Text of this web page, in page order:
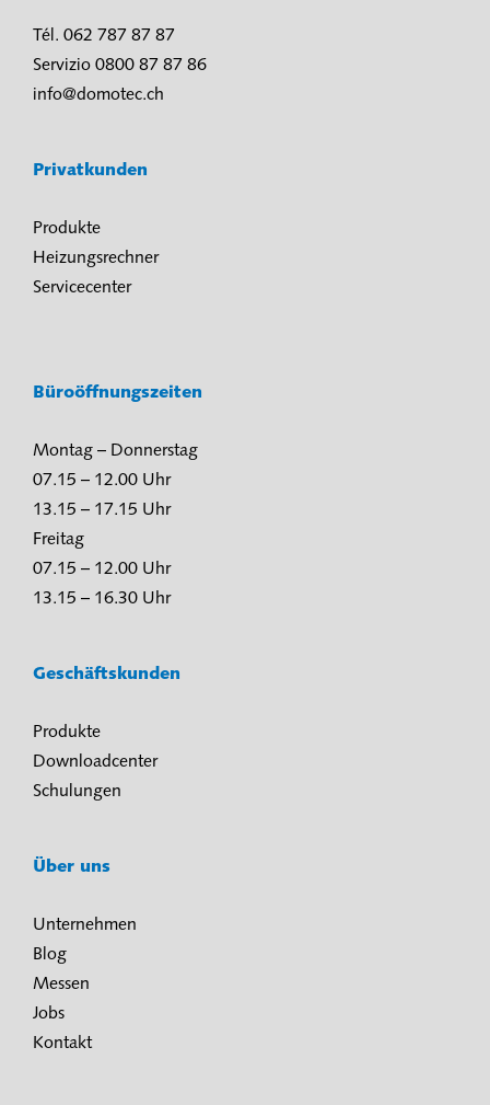
Tél. 062 787 87 87
Servizio 0800 87 87 86
info@domotec.ch
Privatkunden
Produkte
Heizungsrechner
Servicecenter
Büroöffnungszeiten
Montag – Donnerstag
07.15 – 12.00 Uhr
13.15 – 17.15 Uhr
Freitag
07.15 – 12.00 Uhr
13.15 – 16.30 Uhr
Geschäftskunden
Produkte
Downloadcenter
Schulungen
Über uns
Unternehmen
Blog
Messen
Jobs
Kontakt